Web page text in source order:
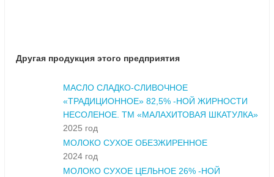
Другая продукция этого предприятия
МАСЛО СЛАДКО-СЛИВОЧНОЕ
«ТРАДИЦИОННОЕ» 82,5% -НОЙ ЖИРНОСТИ
НЕСОЛЕНОЕ. ТМ «МАЛАХИТОВАЯ ШКАТУЛКА»
2025 год
МОЛОКО СУХОЕ ОБЕЗЖИРЕННОЕ
2024 год
МОЛОКО СУХОЕ ЦЕЛЬНОЕ 26% -НОЙ